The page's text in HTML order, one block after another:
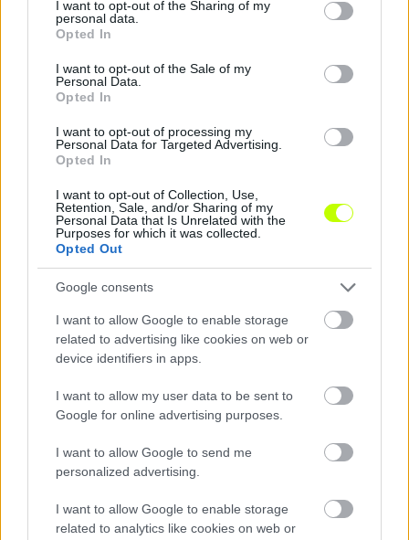
not limited to your visit or usage behaviour. You may click to
grant or deny consent to Google and its third-party tags to
use your data for below specified purposes in below Google
consent section.
I want to opt-out of the Sharing of my
personal data.
Opted In
I want to opt-out of the Sale of my
Personal Data.
Opted In
I want to opt-out of processing my
Personal Data for Targeted Advertising.
Opted In
I want to opt-out of Collection, Use,
Retention, Sale, and/or Sharing of my
Personal Data that Is Unrelated with the
Purposes for which it was collected.
Opted Out
Google consents
I want to allow Google to enable storage
related to advertising like cookies on web or
device identifiers in apps.
I want to allow my user data to be sent to
Google for online advertising purposes.
I want to allow Google to send me
personalized advertising.
I want to allow Google to enable storage
related to analytics like cookies on web or
Belsős infók jöttek a Fradi legújabb igazolásáról
Az FTC korábbi játékosa súgott Bamidele Yusufról.
NB1
Vidi: visszatért a csapat egykori játékosa – reakciók